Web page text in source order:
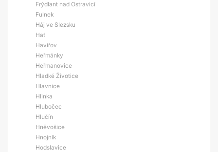
Frýdlant nad Ostravicí
Fulnek
Háj ve Slezsku
Hať
Havířov
Heřmánky
Heřmanovice
Hladké Životice
Hlavnice
Hlinka
Hlubočec
Hlučín
Hněvošice
Hnojník
Hodslavice